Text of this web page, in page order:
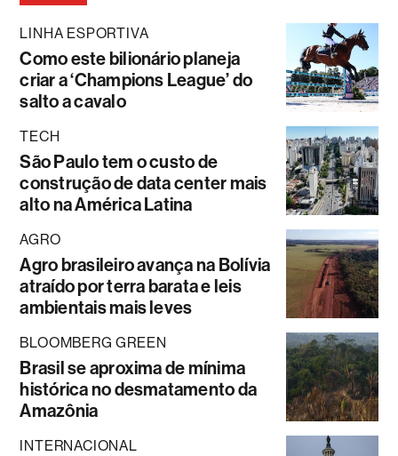
LINHA ESPORTIVA
Como este bilionário planeja
criar a ‘Champions League’ do
salto a cavalo
TECH
São Paulo tem o custo de
construção de data center mais
alto na América Latina
AGRO
Agro brasileiro avança na Bolívia
atraído por terra barata e leis
ambientais mais leves
BLOOMBERG GREEN
Brasil se aproxima de mínima
histórica no desmatamento da
Amazônia
INTERNACIONAL